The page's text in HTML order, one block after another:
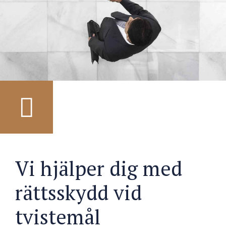
Vi hjälper dig med
rättsskydd vid
tvistemål